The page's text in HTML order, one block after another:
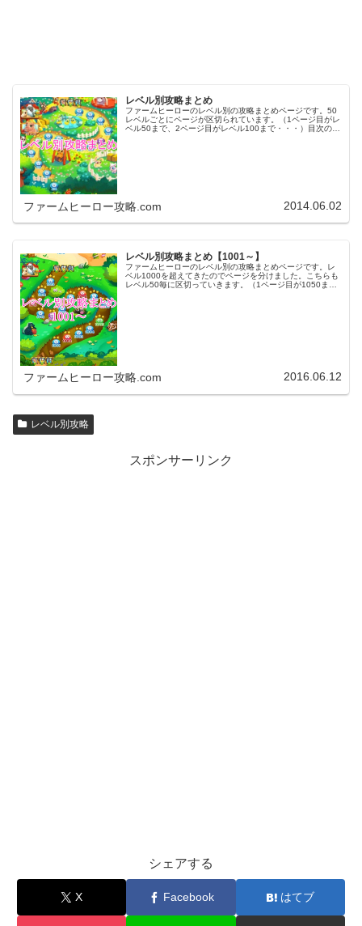
レベル別攻略まとめ
ファームヒーローのレベル別の攻略まとめページです。50
レベルごとにページが区切られています。（1ページ目がレ
ベル50まで、2ページ目がレベル100まで・・・）目次のリ
ファームヒーロー攻略.com 2014.06.02
レベル別攻略まとめ【1001～】
ファームヒーローのレベル別の攻略まとめページです。レ
ベル1000を超えてきたのでページを分けました。こちらも
レベル50毎に区切っていきます。（1ページ目が1050ま
ファームヒーロー攻略.com 2016.06.12
レベル別攻略
スポンサーリンク
シェアする
X Facebook はてブ